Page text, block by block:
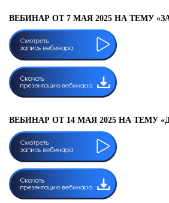
ВЕБИНАР ОТ 7 МАЯ 2025 НА ТЕМУ
ВЕБИНАР ОТ 14 МАЯ 2025 НА ТЕМУ